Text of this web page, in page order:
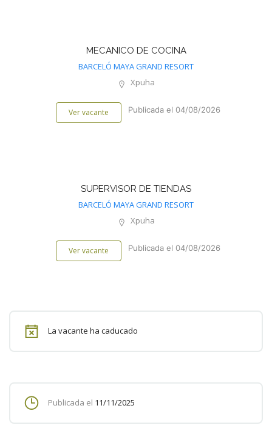
MECANICO DE COCINA
BARCELÓ MAYA GRAND RESORT
Xpuha
Ver vacante Publicada el 04/08/2026
SUPERVISOR DE TIENDAS
BARCELÓ MAYA GRAND RESORT
Xpuha
Ver vacante Publicada el 04/08/2026
La vacante ha caducado
Publicada el 11/11/2025